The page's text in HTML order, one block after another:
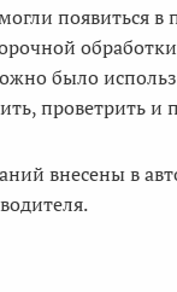
появиться в
было
проветрить и
внесены в